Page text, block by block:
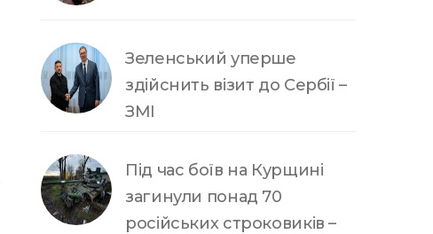
Зеленський уперше
здійснить візит до Сербії –
ЗМІ
Під час боїв на Курщині
загинули понад 70
російських строковиків –